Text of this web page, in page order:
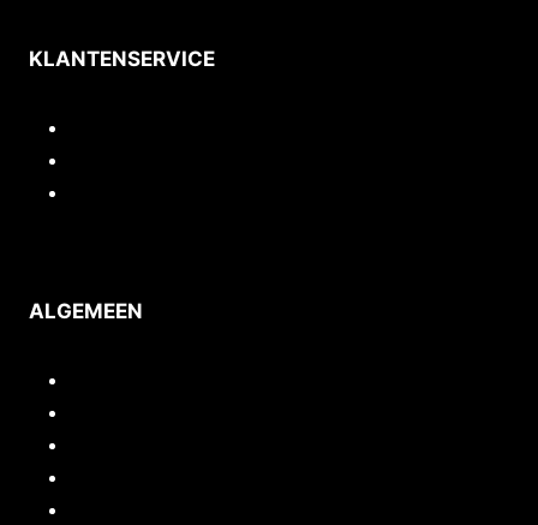
KLANTENSERVICE
ALGEMEEN